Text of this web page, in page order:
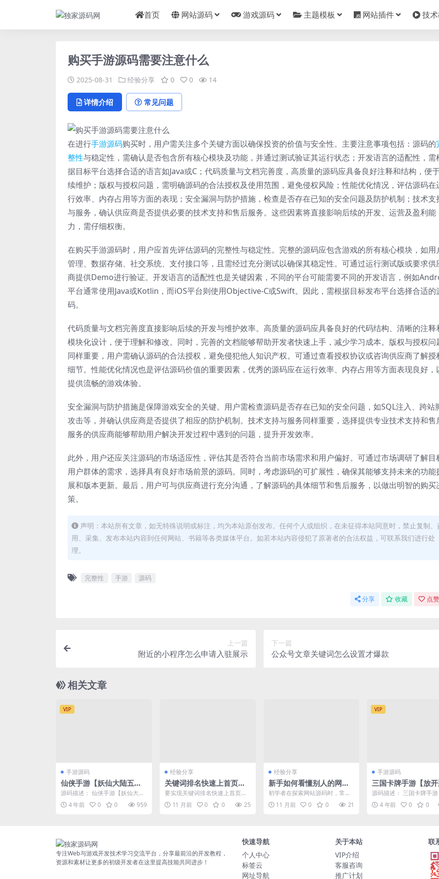
首页 网站源码 游戏源码 主题模板 网站插件 技
购买手游源码需要注意什么
2025-08-31 经验分享 0 0 14
详情介绍 常见问题
在进行手游源码购买时，用户需关注多个关键方面以确保投资的价值与安全性。主要注意事项包括：源码的
整性与稳定性，需确认是否包含所有核心模块及功能，并通过测试验证其运行状态；开发语言的适配性，需
据目标平台选择合适的语言如Java或C；代码质量与文档完善度，高质量的源码应具备良好注释和结构，便
续维护；版权与授权问题，需明确源码的合法授权及使用范围，避免侵权风险；性能优化情况，评估源码在
行效率、内存占用等方面的表现；安全漏洞与防护措施，检查是否存在已知的安全问题及防护机制；技术支
与服务，确认供应商是否提供必要的技术支持和售后服务。这些因素将直接影响后续的开发、运营及盈利能
力，需仔细权衡。
在购买手游源码时，用户应首先评估源码的完整性与稳定性。完整的源码应包含游戏的所有核心模块，如用
管理、数据存储、社交系统、支付接口等，且需经过充分测试以确保其稳定性。可通过运行测试版或要求供
商提供Demo进行验证。开发语言的适配性也是关键因素，不同的平台可能需要不同的开发语言，例如
平台通常使用Java或Kotlin，而iOS平台则使用Objective-C或Swift。因此，需根据目标发布平台选择合适的
码。
代码质量与文档完善度直接影响后续的开发与维护效率。高质量的源码应具备良好的代码结构、清晰的注释
模块化设计，便于理解和修改。同时，完善的文档能够帮助开发者快速上手，减少学习成本。版权与授权问
同样重要，用户需确认源码的合法授权，避免侵犯他人知识产权。可通过查看授权协议或咨询供应商了解授
细节。性能优化情况也是评估源码价值的重要因素，优秀的源码应在运行效率、内存占用等方面表现良好，
提供流畅的游戏体验。
安全漏洞与防护措施是保障游戏安全的关键。用户需检查源码是否存在已知的安全问题，如SQL注入、跨站
攻击等，并确认供应商是否提供了相应的防护机制。技术支持与服务同样重要，选择提供专业技术支持和售
服务的供应商能够帮助用户解决开发过程中遇到的问题，提升开发效率。
此外，用户还应关注源码的市场适应性，评估其是否符合当前市场需求和用户偏好。可通过市场调研了解目
用户群体的需求，选择具有良好市场前景的源码。同时，考虑源码的可扩展性，确保其能够支持未来的功能
展和版本更新。最后，用户可与供应商进行充分沟通，了解源码的具体细节和售后服务，以做出明智的购买
策。
声明：本站所有文章，如无特殊说明或标注，均为本站原创发布。任何个人或组织，在未征得本站同意时，禁止复制、
用、采集、发布本站内容到任何网站、书籍等各类媒体平台。如若本站内容侵犯了原著者的合法权益，可联系我们进行处
理。
完整性 手游 源码
分享 收藏 点
上一篇
附近的小程序怎么申请入驻展示
下一篇
公众号文章关键词怎么设置才爆款
相关文章
VIP
手游源码
仙侠手游【妖仙大陆五区
版】最新整理Win半手工
服务端+多区+GM授权后
台+运营后台
源码描述： 仙侠手游【妖仙大陆
五区版】最新整理Win半手工服
务端+多区+GM授权...
4 年前 0 0 959
经验分享
关键词排名快速上首页技
术2024 SEO排名优化实战
要实现关键词排名快速上首页，
需要综合运用多种seo技术手
段。以下将基于当前主流C...
11 月前 0 0 25
经验分享
新手如何看懂别人的网站
源码及常见问题解析
初学者在探索网站源码时，常面
临代码复杂、技术栈不熟等挑
战。本文结合当前热门搜索，...
11 月前 0 0 21
VIP
手游源码
三国卡牌手游【放开
国合体版】2022整
一键既玩镜像服务
inux本地学习手工
源码描述： 三国卡牌手游
那三国合体版】2022整理
键既玩镜像服务端（...
4 年前 0 0
专注Web与游戏开发技术学习交流平台，分享最前沿的开发教程，
资源和素材让更多的初级开发者在这里提高技能共同进步！
快速导航
个人中心
标签云
网址导航
关于本站
VIP介绍
客服咨询
推广计划
联